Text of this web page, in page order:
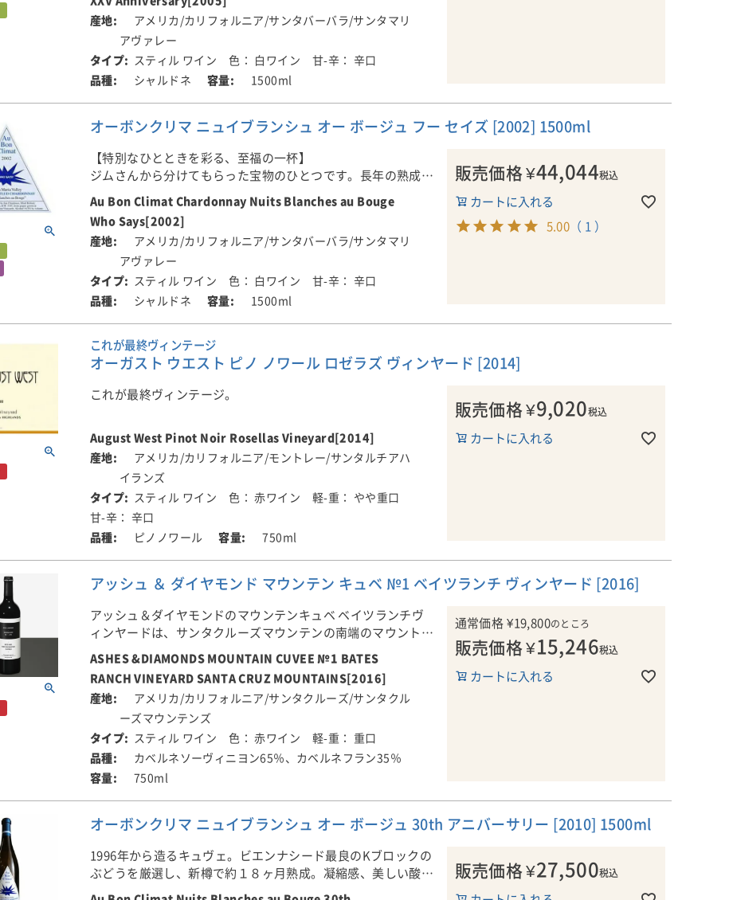
ームは毎年変わります。フランソワ・フレールの樽で、100％
樽発酵＆樽熟成、100％新樽で醸造しても重くならず、生き生
きとしたと特別なワインです。かつて、カリフォルニアのシャ
ルドネの代名詞とも言われた樽香たっぷりのワインが高いパー
カー・ポイントを取ることに対して、アンチテーゼ（反対、対
アメリカ/カリフォルニア/サンタバーバラ/サンタマリ
アヴァレー
スティル ワイン
色： 白ワイン
甘-辛： 辛口
シャルドネ
1500ml
オーボンクリマ ニュイブランシュ オー ボージュ フー セイズ [2002] 1500ml
【特別なひとときを彩る、至福の一杯】
ジムさんから分けてもらった宝物のひとつです。長年の熟成を
経た奥深い味わいに、ただただ感動するばかり。
Au Bon Climat Chardonnay Nuits Blanches au Bouge
Who Says[2002]
アメリカ/カリフォルニア/サンタバーバラ/サンタマリ
アヴァレー
スティル ワイン
色： 白ワイン
甘-辛： 辛口
シャルドネ
1500ml
販売価格¥44,044税込
カートに入れる
5.00 （ 1 ）
これが最終ヴィンテージ
オーガスト ウエスト ピノ ノワール ロゼラズ ヴィンヤード [2014]
これが最終ヴィンテージ。
August West Pinot Noir Rosellas Vineyard[2014]
アメリカ/カリフォルニア/モントレー/サンタルチアハ
イランズ
スティル ワイン
色： 赤ワイン
軽-重： やや重口
甘-辛： 辛口
ピノノワール
750ml
販売価格¥9,020税込
カートに入れる
アッシュ ＆ ダイヤモンド マウンテン キュベ №1 ベイツランチ ヴィンヤード [2016]
アッシュ＆ダイヤモンドのマウンテンキュベ ベイツランチヴ
ィンヤードは、サンタクルーズマウンテンの南端のマウントマ
のカベルネソーヴィニヨンとカベルネフランをブレンドして造
りました。
このカベルネソーヴィニヨンは、斜度30％の南西に延びた
2100フィートの山頂付近の標高の高い畑のものです。数百フ
ィート下の古木のカベルネフランは1972年に植えられたもの
です。水はけの大変良い、地球の底から噴き出した鉄分が豊富
な火山性のマグマが分解され含まれたシルト質の土壌でドライ
に収穫、自然酵母を用い、13日間ステンレス鋼のタンクで醸し
に移し20か月間樽熟成しました。このワインのワインメーカー
はダイアナ・スノーデン女氏です。
ASHES &DIAMONDS MOUNTAIN CUVEE №1 BATES
RANCH VINEYARD SANTA CRUZ MOUNTAINS[2016]
アメリカ/カリフォルニア/サンタクルーズ/サンタクル
ーズマウンテンズ
スティル ワイン
色： 赤ワイン
軽-重： 重口
カベルネソーヴィニヨン65％、カベルネフラン35％
750ml
通常価格 ¥19,800のところ
販売価格¥15,246税込
カートに入れる
オーボンクリマ ニュイブランシュ オー ボージュ 30th アニバーサリー [2010] 1500ml
1996年から造るキュヴェ。ビエンナシード最良のKブロックの
ぶどうを厳選し、新樽で約１８ヶ月熟成。凝縮感、美しい酸と
いう素晴らしいストラクチャをもち、熟成も期待されます。ジ
販売価格¥27,500税込